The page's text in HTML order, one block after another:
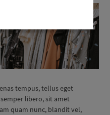
tempus, tellus eget
libero, sit amet
quam nunc, blandit vel,